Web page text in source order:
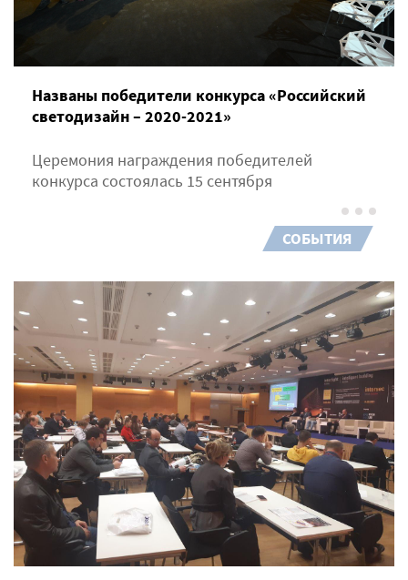
Названы победители конкурса «Российский
светодизайн – 2020-2021»
Церемония награждения победителей
конкурса состоялась 15 сентября
СОБЫТИЯ